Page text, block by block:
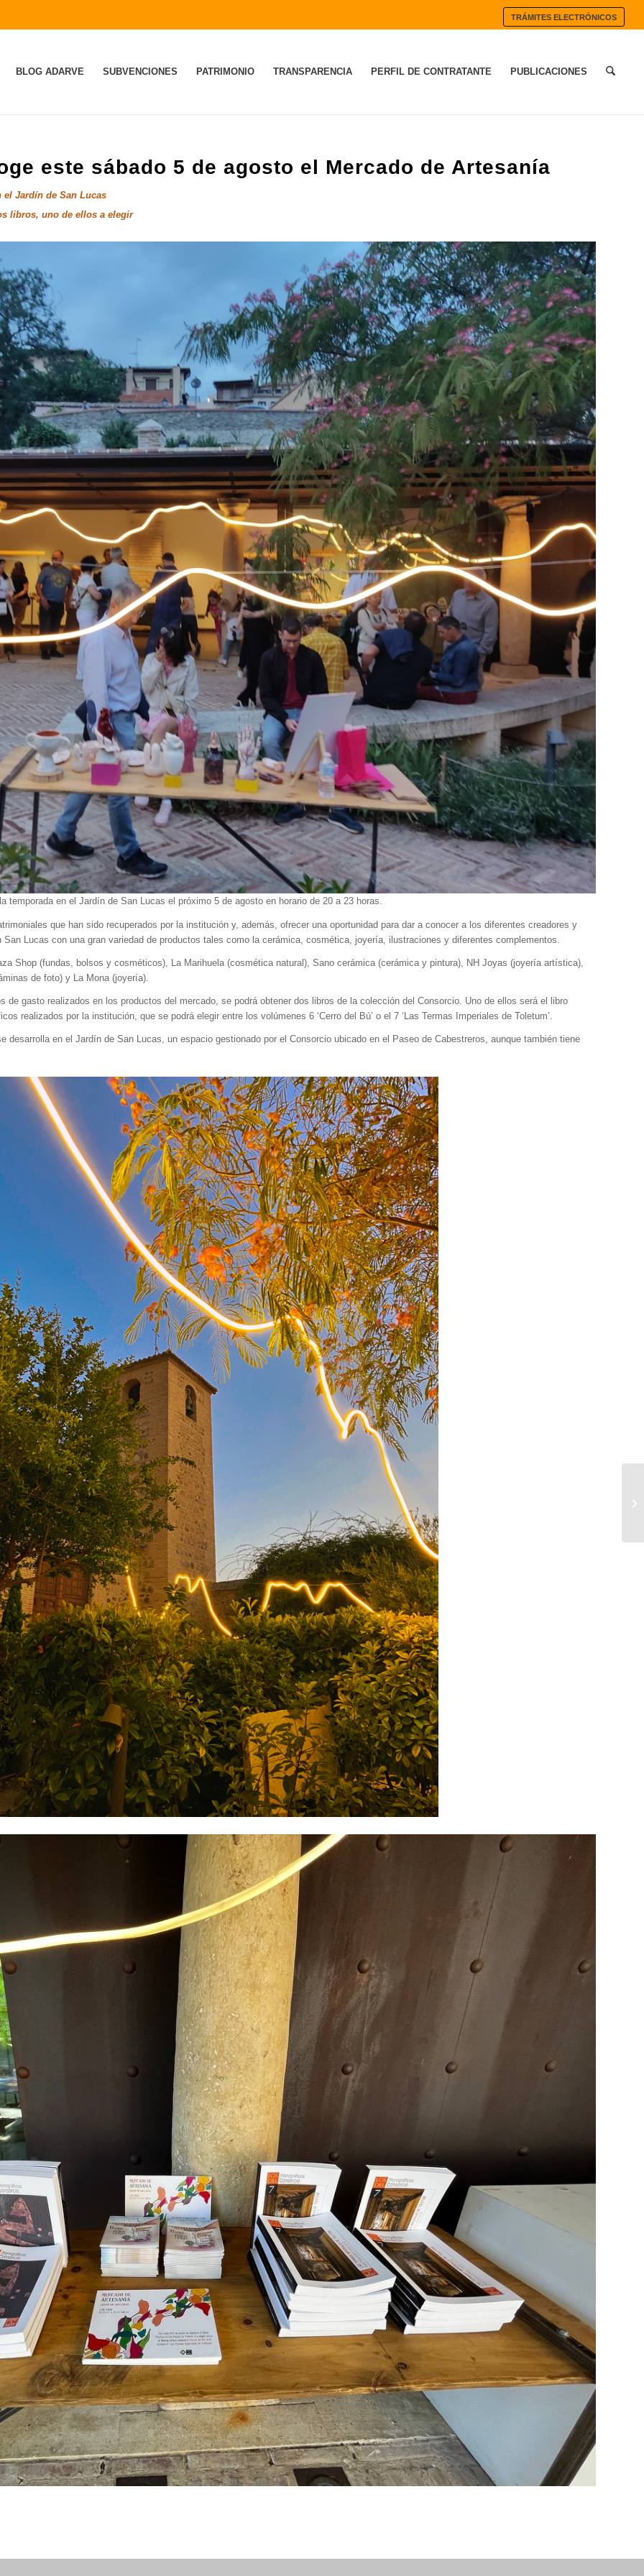
TRÁMITES ELECTRÓNICOS
BLOG ADARVE SUBVENCIONES PATRIMONIO TRANSPARENCIA PERFIL DE CONTRATANTE PUBLICACIONES
este sábado 5 de agosto el Mercado de Artesanía
el Jardín de San Lucas
libros, uno de ellos a elegir
temporada en el Jardín de San Lucas el próximo 5 de agosto en horario de 20 a 23 horas.
que han sido recuperados por la institución y, además, ofrecer una oportunidad para dar a conocer a los diferentes creadores y
Lucas con una gran variedad de productos tales como la cerámica, cosmética, joyería, ilustraciones y diferentes complementos.
Shop (fundas, bolsos y cosméticos), La Marihuela (cosmética natural), Sano cerámica (cerámica y pintura), NH Joyas (joyería artística),
de foto) y La Mona (joyería).
de gasto realizados en los productos del mercado, se podrá obtener dos libros de la colección del Consorcio. Uno de ellos será el libro
realizados por la institución, que se podrá elegir entre los volúmenes 6 ‘Cerro del Bú’ o el 7 ‘Las Termas Imperiales de Toletum’.
en el Jardín de San Lucas, un espacio gestionado por el Consorcio ubicado en el Paseo de Cabestreros, aunque también tiene